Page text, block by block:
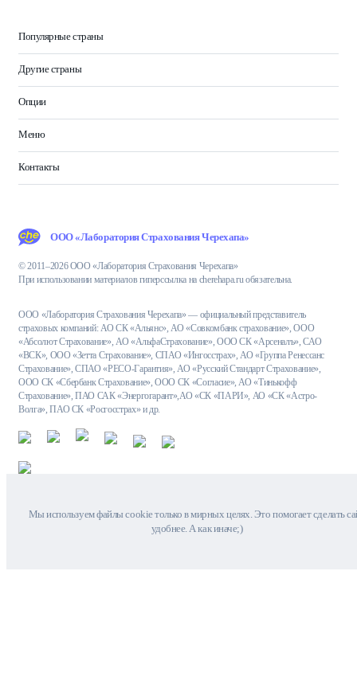
Популярные страны
Другие страны
Опции
Меню
Контакты
ООО «Лаборатория Страхования Черехапа»
© 2011–2026 ООО «Лаборатория Страхования Черехапа»
При использовании материалов гиперссылка на cherehapa.ru обязательна.
ООО «Лаборатория Страхования Черехапа» — официальный представитель
страховых компаний: АО СК «Альянс», АО «Совкомбанк страхование», ООО
«Абсолют Страхование», АО «АльфаСтрахование», ООО СК «Арсеналъ», САО
«ВСК», ООО «Зетта Страхование», СПАО «Ингосстрах», АО «Группа Ренессанс
Страхование», СПАО «РЕСО-Гарантия», АО «Русский Стандарт Страхование»,
ООО СК «Сбербанк Страхование», ООО СК «Согласие», АО «Тинькофф
Страхование», ПАО САК «Энергогарант»,АО «СК «ПАРИ», АО «СК «Астро-
Волга», ПАО СК «Росгосстрах» и др.
Мы используем файлы cookie только в мирных целях. Это помогает сделать
удобнее. А как иначе;)